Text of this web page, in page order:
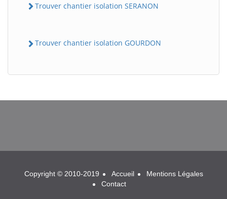
Trouver chantier isolation SERANON
Trouver chantier isolation GOURDON
BatiWebPro
Copyright © 2010-2019 Accueil
Mentions Légales
Contact